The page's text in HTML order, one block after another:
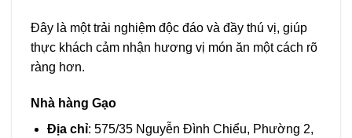
Đây là một trải nghiệm độc đáo và đầy thú vị, giúp
thực khách cảm nhận hương vị món ăn một cách rõ
ràng hơn.
Nhà hàng Gạo
Địa chỉ: 575/35 Nguyễn Đình Chiểu, Phường 2,